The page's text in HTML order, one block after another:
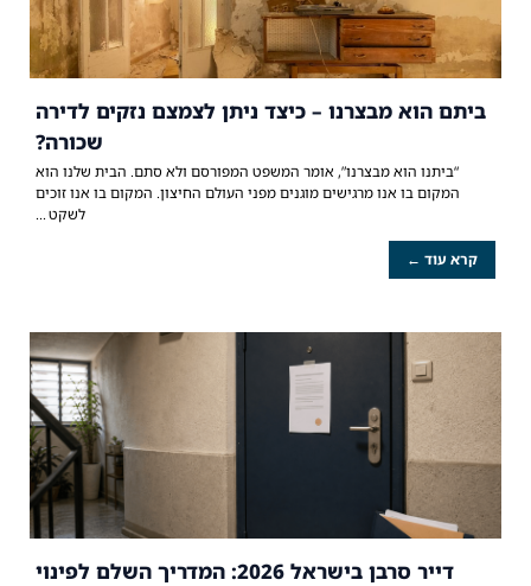
ביתם הוא מבצרנו – כיצד ניתן לצמצם נזקים לדירה
שכורה?
“ביתנו הוא מבצרנו”, אומר המשפט המפורסם ולא סתם. הבית שלנו הוא
המקום בו אנו מרגישים מוגנים מפני העולם החיצון. המקום בו אנו זוכים
לשקט
קרא עוד ←
דייר סרבן בישראל 2026: המדריך השלם לפינוי